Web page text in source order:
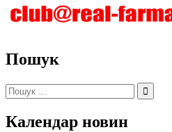
Пошук
Пошук:
Календар новин